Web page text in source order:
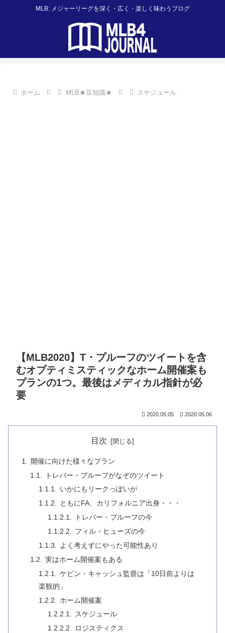
MLB: メジャーリーグを深く・広く・楽しく味わうブログ
ホーム MLB★豆知識★ スケジュール
【MLB2020】T・プルーフのツイートを含
むオプティミスティックなホーム開催案も
プランの1つ。最後はメディカル指針が必
要
2020.05.05 2020.05.06
目次
開催に向けた様々なプラン
トレバー・プルーフがなぞのツイート
いかにもリークっぽいが
ともにFA、カリフォルニア出身・・・
トレバー・プルーフの今
フィル・ヒューズの今
よく考えずにやった可能性あり
実はホーム開催案もある
ケビン・キャッシュ監督は「10日前よりは
楽観的」
ホーム開催案
スケジュール
ロジスティクス